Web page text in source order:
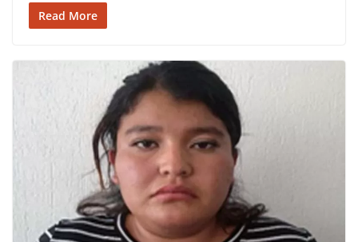
Read More